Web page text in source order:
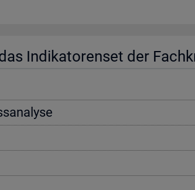
In­di­ka­to­ren­set der